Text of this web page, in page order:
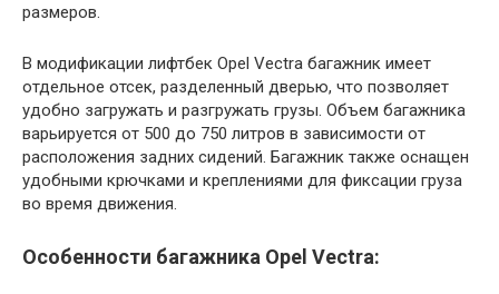
размеров.
В модификации лифтбек Opel Vectra багажник имеет
отдельное отсек, разделенный дверью, что позволяет
удобно загружать и разгружать грузы. Объем багажника
варьируется от 500 до 750 литров в зависимости от
расположения задних сидений. Багажник также оснащен
удобными крючками и креплениями для фиксации груза
во время движения.
Особенности багажника Opel Vectra: